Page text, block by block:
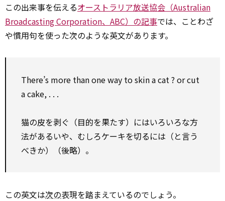
この出来事を伝えるオーストラリア放送協会（Australian
Broadcasting Corporation、ABC）の記事では、ことわざ
や慣用句を使った次のような英文があります。
There’s more than one way to skin a cat ? or cut
a cake, . . .
猫の皮を剥ぐ（目的を果たす）にはいろいろな方
法がある――いや、むしろケーキを切るには（と言う
べきか）（後略）。
この英文は次の表現を踏まえているのでしょう。